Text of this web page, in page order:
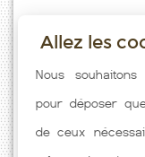
Taux emprunt
Immobilier pratiqués
hors assurance.
caractéristiques de
Allez les
Nous
pour déposer
de ceux